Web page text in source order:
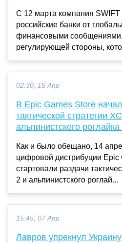
С 12 марта компания SWIFT
российские банки от
финансовыми
регулирующей стороны,
02:30, 15 Апр
В Epic Games Store
тактической стратегии
альпинистского
Как и было обещано, 14
цифровой дистрибуции Epic
стартовали раздачи
2 и альпинистского роглай...
15:45, 07 Апр
Лавров упрекнул